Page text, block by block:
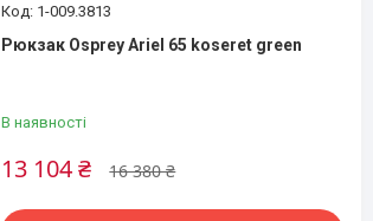
1-009.3813
Рюкзак Osprey Ariel 65 koseret green
В наявності
16 380 ₴
13 104 ₴